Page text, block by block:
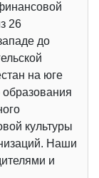
26
до
на юге
культуры
Наши
и